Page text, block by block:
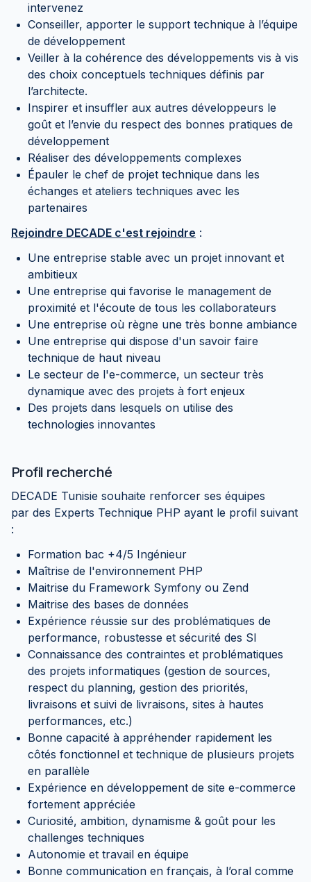
intervenez
Conseiller, apporter le support technique à l’équipe
de développement
Veiller à la cohérence des développements vis à vis
des choix conceptuels techniques définis par
l’architecte.
Inspirer et insuffler aux autres développeurs le
goût et l’envie du respect des bonnes pratiques de
développement
Réaliser des développements complexes
Épauler le chef de projet technique dans les
échanges et ateliers techniques avec les
partenaires
Rejoindre DECADE c'est rejoindre :
Une entreprise stable avec un projet innovant et
ambitieux
Une entreprise qui favorise le management de
proximité et l'écoute de tous les collaborateurs
Une entreprise où règne une très bonne ambiance
Une entreprise qui dispose d'un savoir faire
technique de haut niveau
Le secteur de l'e-commerce, un secteur très
dynamique avec des projets à fort enjeux
Des projets dans lesquels on utilise des
technologies innovantes
Profil recherché
DECADE Tunisie souhaite renforcer ses équipes
par des Experts Technique PHP ayant le profil suivant
:
Formation bac +4/5 Ingénieur
Maîtrise de l'environnement PHP
Maitrise du Framework Symfony ou Zend
Maitrise des bases de données
Expérience réussie sur des problématiques de
performance, robustesse et sécurité des SI
Connaissance des contraintes et problématiques
des projets informatiques (gestion de sources,
respect du planning, gestion des priorités,
livraisons et suivi de livraisons, sites à hautes
performances, etc.)
Bonne capacité à appréhender rapidement les
côtés fonctionnel et technique de plusieurs projets
en parallèle
Expérience en développement de site e-commerce
fortement appréciée
Curiosité, ambition, dynamisme & goût pour les
challenges techniques
Autonomie et travail en équipe
Bonne communication en français, à l’oral comme